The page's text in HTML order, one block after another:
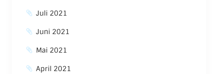
Juli 2021
Juni 2021
Mai 2021
April 2021